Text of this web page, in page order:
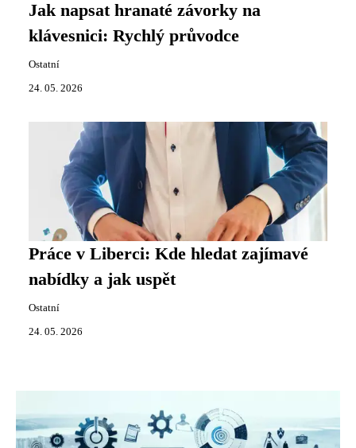
Jak napsat hranaté závorky na
klávesnici: Rychlý průvodce
Ostatní
24. 05. 2026
Práce v Liberci: Kde hledat zajímavé
nabídky a jak uspět
Ostatní
24. 05. 2026